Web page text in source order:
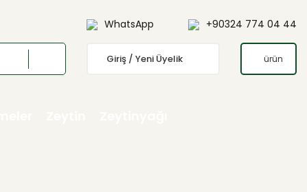
WhatsApp +90324 774 04 44
Giriş / Yeni Üyelik ürün